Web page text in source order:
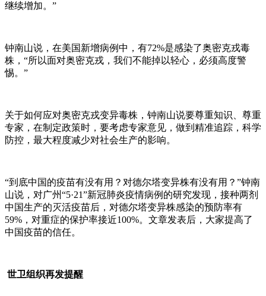
继续增加。”
钟南山说，在美国新增病例中，有72%是感染了奥密克戎毒
株，“所以面对奥密克戎，我们不能掉以轻心，必须高度警
惕。”
关于如何应对奥密克戎变异毒株，钟南山说要尊重知识、尊重
专家，在制定政策时，要考虑专家意见，做到精准追踪，科学
防控，最大程度减少对社会生产的影响。
“到底中国的疫苗有没有用？对德尔塔变异株有没有用？”钟南
山说，对广州“5·21”新冠肺炎疫情病例的研究发现，接种两剂
中国生产的灭活疫苗后，对德尔塔变异株感染的预防率有
59%，对重症的保护率接近100%。文章发表后，大家提高了
中国疫苗的信任。
世卫组织再发提醒